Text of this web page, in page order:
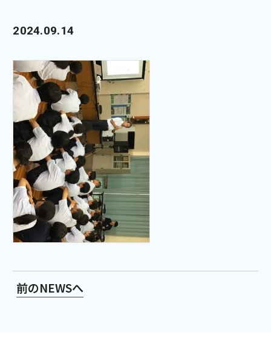
2024.09.14
前のNEWSへ